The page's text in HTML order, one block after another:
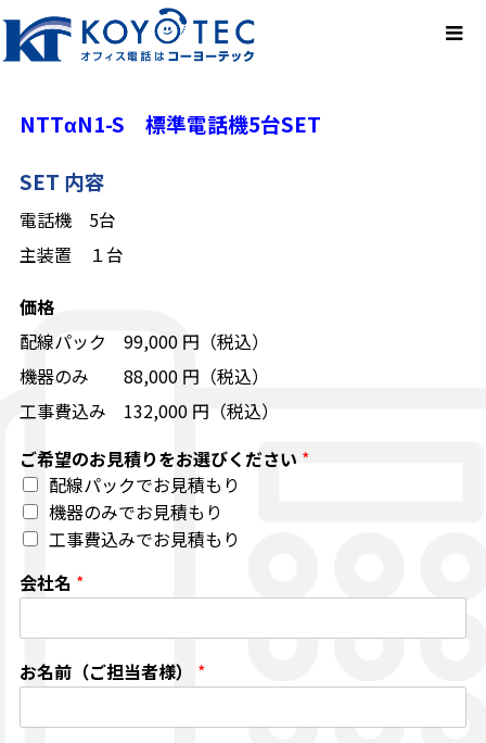
NTTαN1-S 標準電話機5台SET
SET 内容
電話機 5台
主装置 １台
価格
配線パック 99,000 円（税込）
機器のみ 88,000 円（税込）
工事費込み 132,000 円（税込）
ご希望のお見積りをお選びください *
配線パックでお見積もり
機器のみでお見積もり
工事費込みでお見積もり
会社名 *
お名前（ご担当者様） *